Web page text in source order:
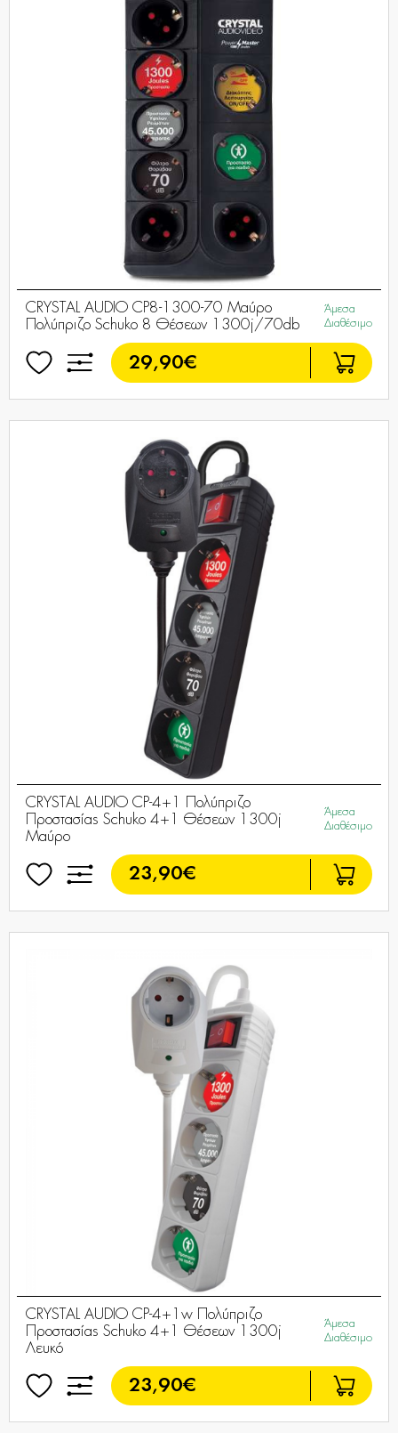
CRYSTAL AUDIO CP8-1300-70 Μαύρο
Πολύπριζο Schuko 8 Θέσεων 1300j/70db
Άμεσα
Διαθέσιμο
29,90€
CRYSTAL AUDIO CP-4+1 Πολύπριζο
Προστασίας Schuko 4+1 Θέσεων 1300j
Μαύρο
Άμεσα
Διαθέσιμο
23,90€
CRYSTAL AUDIO CP-4+1w Πολύπριζο
Προστασίας Schuko 4+1 Θέσεων 1300j
Λευκό
Άμεσα
Διαθέσιμο
23,90€